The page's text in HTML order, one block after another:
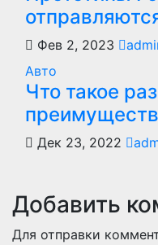
Фев 2, 2023
Авто
Что такое
Дек 23, 2022
Добавить
Для отправки